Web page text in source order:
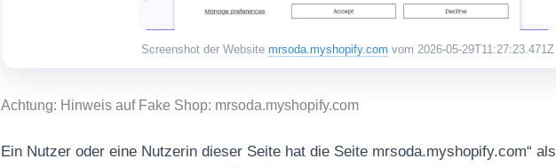
Screenshot der Website mrsoda.myshopify.com vom 2026-05-29T11:27:23.471Z
Achtung: Hinweis auf Fake Shop: mrsoda.myshopify.com
Ein Nutzer oder eine Nutzerin dieser Seite hat die Seite mrsoda.myshopify.com“ als